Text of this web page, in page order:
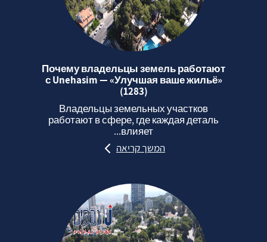
Почему владельцы земель работают
с Unehasim — «Улучшая ваше жильё»
(1283)
Владельцы земельных участков
работают в сфере, где каждая деталь
влияет...
המשך קריאה